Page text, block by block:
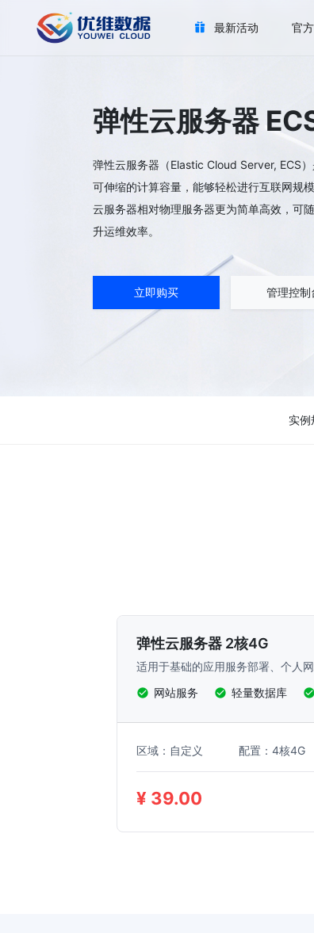
最新活动 官
弹性云服务器
弹性云服务器（Elastic Cloud Server, ECS
可伸缩的计算容量，能够轻松进行互联网规
云服务器相对物理服务器更为简单高效，可
升运维效率。
立即购买 管理控制
实例
弹性云服务器 2核4G
适用于基础的应用服务部署、个人
网站服务
轻量数据库
区域：自定义 配置：4核4G
¥ 39.00